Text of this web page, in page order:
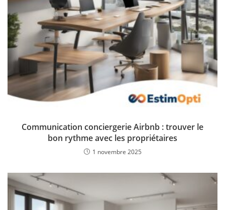
Communication conciergerie Airbnb : trouver le
bon rythme avec les propriétaires
1 novembre 2025